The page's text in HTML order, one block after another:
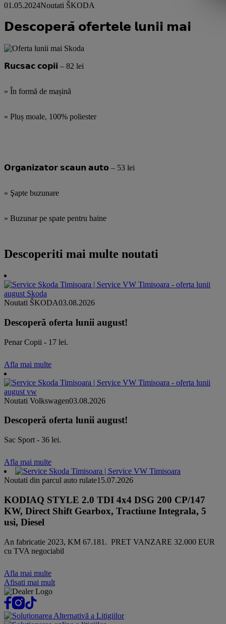
01.05.2024Noutati ŠKODA
𝗗𝗲𝘀𝗰𝗼𝗽𝗲𝗿𝗮̆ 𝗼𝗳𝗲𝗿𝘁𝗲𝗹𝗲 𝗹𝘂𝗻𝗶𝗶 𝗺𝗮𝗶
𝗥𝘂𝗰𝘀𝗮𝗰 𝗰𝗼𝗽𝗶𝗶 – 82 lei
» În formă de mașină
» Pluș moale, 100% poliester
𝗢𝗿𝗴𝗮𝗻𝗶𝘇𝗮𝘁𝗼𝗿 𝘀𝗰𝗮𝘂𝗻 𝗮𝘂𝘁𝗼 – 53 lei
» Şapte buzunare
» Buzunar pe spate pentru haine
Descoperiti mai multe noutati
Noutati ŠKODA03.08.2026
Descoperă oferta lunii august!
Penar Copii - 17 lei.
Afla mai multe
Noutati Volkswagen03.08.2026
Descoperă oferta lunii august!
Sac Sport - 36 lei.
Afla mai multe
Noutati din parcul auto rulate15.07.2026
KODIAQ STYLE 2.0 TDI 4x4 DSG 200 CP/147
KW, Direct Shift Gearbox, Tractiune Integrala, 5
usi, Diesel
An fabricatie 2023, KM 67.181. PRET VANZARE 32.000 EUR
cu TVA negociabil
Afla mai multe
Afisati mai mult